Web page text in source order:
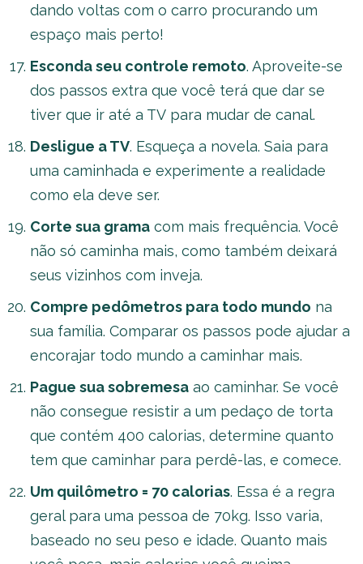
dando voltas com o carro procurando um
espaço mais perto!
Esconda seu controle remoto. Aproveite-se
dos passos extra que você terá que dar se
tiver que ir até a TV para mudar de canal.
Desligue a TV. Esqueça a novela. Saia para
uma caminhada e experimente a realidade
como ela deve ser.
Corte sua grama com mais frequência. Você
não só caminha mais, como também deixará
seus vizinhos com inveja.
Compre pedômetros para todo mundo na
sua família. Comparar os passos pode ajudar a
encorajar todo mundo a caminhar mais.
Pague sua sobremesa ao caminhar. Se você
não consegue resistir a um pedaço de torta
que contém 400 calorias, determine quanto
tem que caminhar para perdê-las, e comece.
Um quilômetro = 70 calorias. Essa é a regra
geral para uma pessoa de 70kg. Isso varia,
baseado no seu peso e idade. Quanto mais